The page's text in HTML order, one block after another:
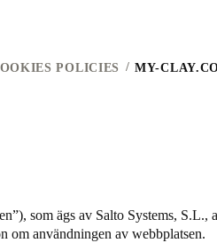
POLICIES MY-
som ägs av Salto Systems, S.L.,
om användningen av webbplatsen.